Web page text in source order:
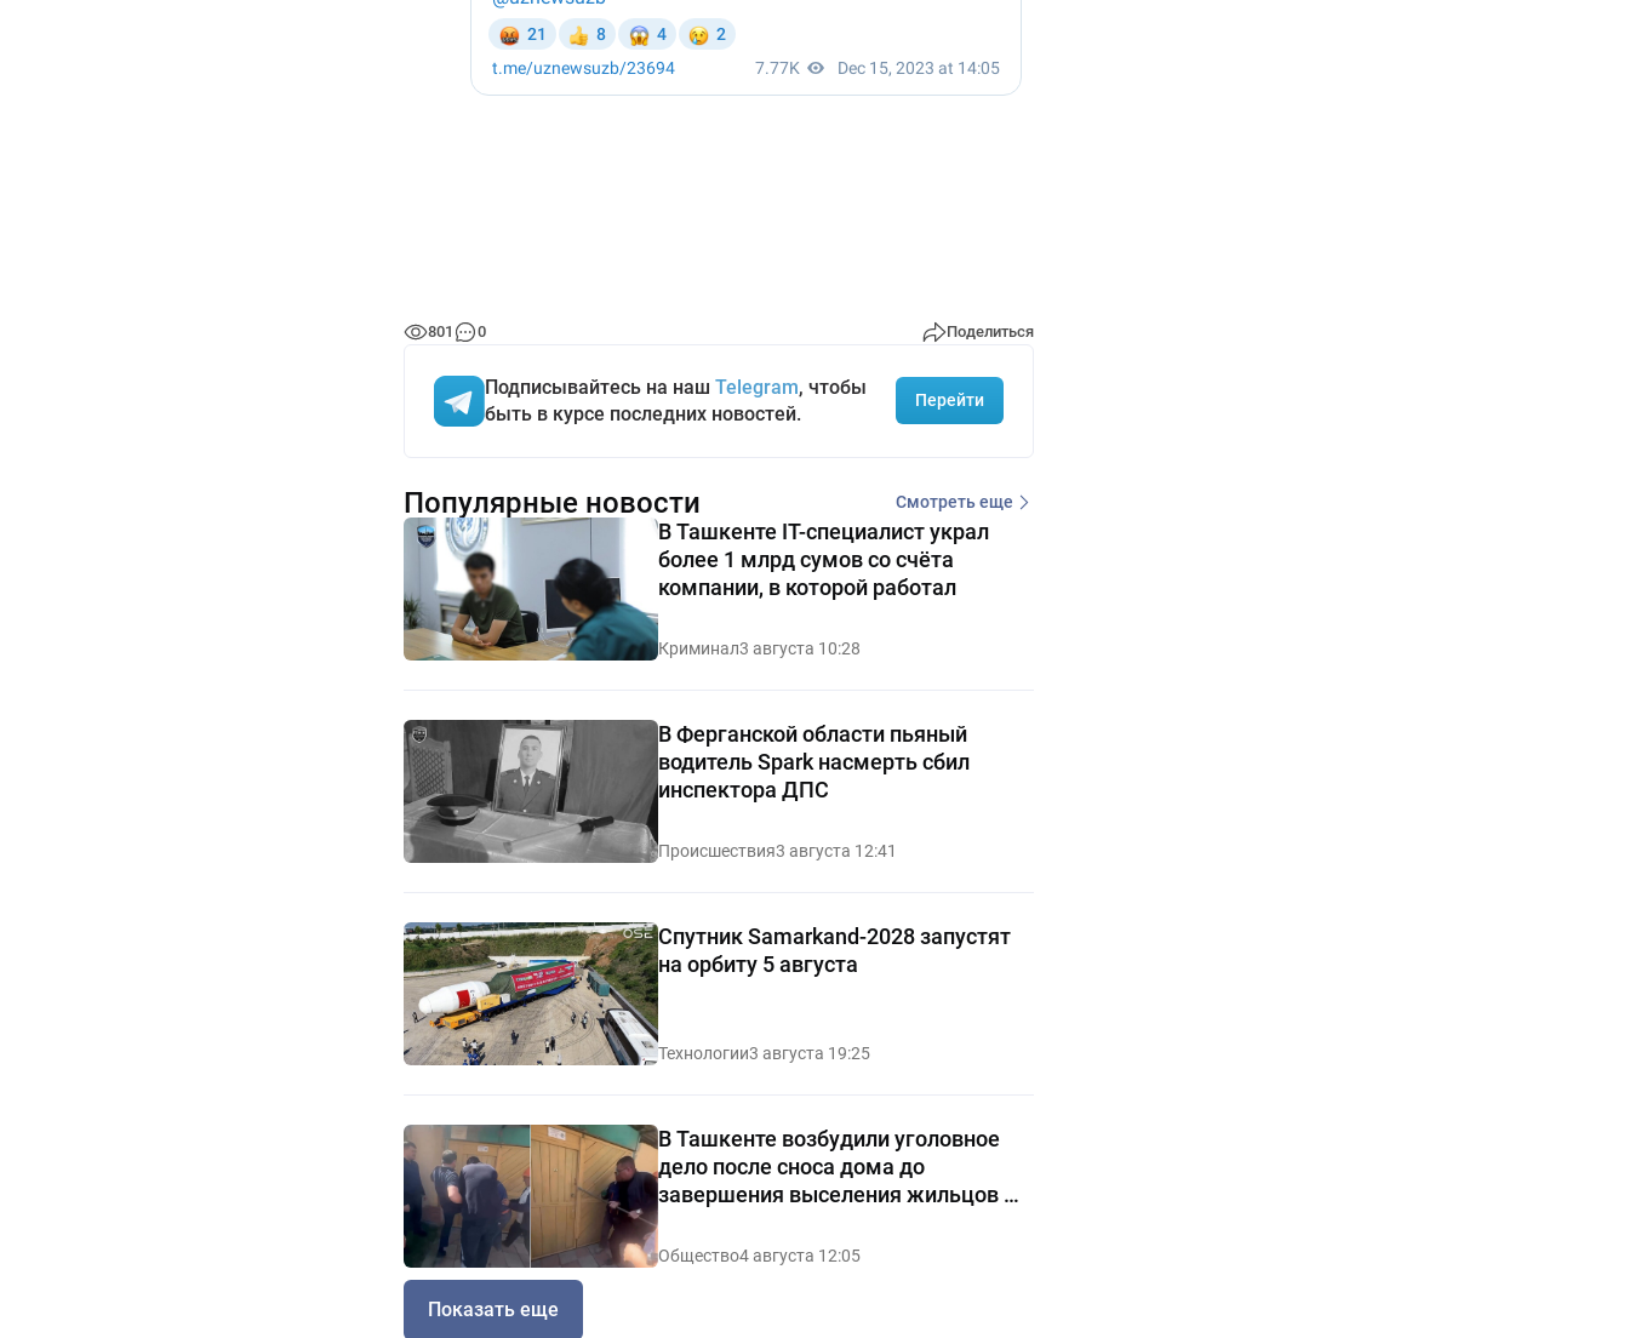
801 0 Поделиться
Подписывайтесь на наш Telegram, чтобы
быть в курсе последних новостей.
Перейти
Популярные новости Смотреть еще
В Ташкенте IT-специалист украл
более 1 млрд сумов со счёта
компании, в которой работал
Криминал3 августа 10:28
В Ферганской области пьяный
водитель Spark насмерть сбил
инспектора ДПС
Происшествия3 августа 12:41
Спутник Samarkand-2028 запустят
на орбиту 5 августа
Технологии3 августа 19:25
В Ташкенте возбудили уголовное
дело после сноса дома до
завершения выселения жильцов —
видео
Общество4 августа 12:05
Показать еще